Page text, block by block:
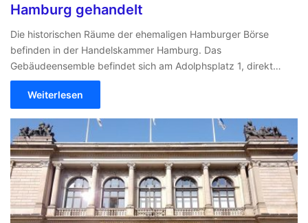
Hamburg gehandelt
Die historischen Räume der ehemaligen Hamburger Börse
befinden in der Handelskammer Hamburg. Das
Gebäudeensemble befindet sich am Adolphsplatz 1, direkt…
Weiterlesen